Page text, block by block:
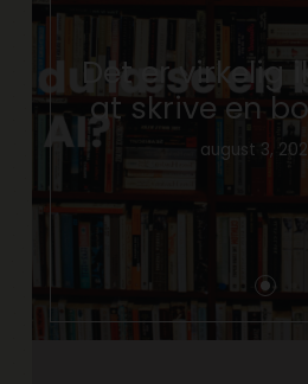
Det er virkelig
at skrive en
august 3,